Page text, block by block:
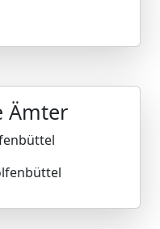
Ämter